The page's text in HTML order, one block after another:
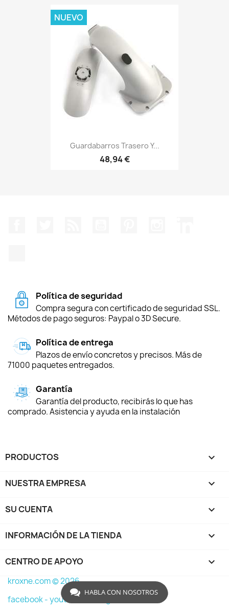
Guardabarros Trasero Y...
48,94 €
NUEVO
Política de seguridad
Compra segura con certificado de seguridad SSL.
Métodos de pago seguros: Paypal o 3D Secure.
Política de entrega
Plazos de envío concretos y precisos. Más de
71000 paquetes entregados.
Garantía
Garantía del producto, recibirás lo que has
comprado. Asistencia y ayuda en la instalación
PRODUCTOS 
NUESTRA EMPRESA 
SU CUENTA 
INFORMACIÓN DE LA TIENDA keyboard_arrow_down
CENTRO DE APOYO 
kroxne.com © 2026
facebook -youtube -
HABLA CON NOSOTROS